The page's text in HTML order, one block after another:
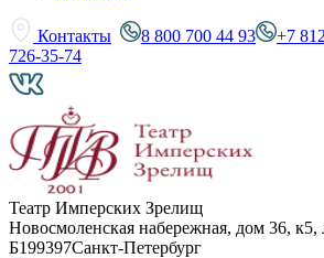
Контакты 8 800 700 44 93 +7
726-35-74
Театр Имперских Зрелищ
Новосмоленская набережная, дом 36, к5,
Б199397Санкт-Петербург